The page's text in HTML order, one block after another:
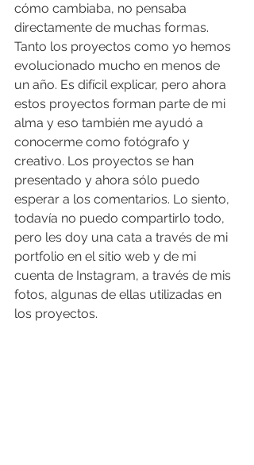
cómo cambiaba, no pensaba
directamente de muchas formas.
Tanto los proyectos como yo hemos
evolucionado mucho en menos de
un año. Es difícil explicar, pero ahora
estos proyectos forman parte de mi
alma y eso también me ayudó a
conocerme como fotógrafo y
creativo. Los proyectos se han
presentado y ahora sólo puedo
esperar a los comentarios. Lo siento,
todavía no puedo compartirlo todo,
pero les doy una cata a través de mi
portfolio en el sitio web y de mi
cuenta de Instagram, a través de mis
fotos, algunas de ellas utilizadas en
los proyectos.